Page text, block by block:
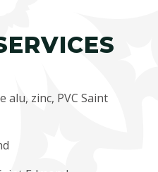
zinc, PVC Saint